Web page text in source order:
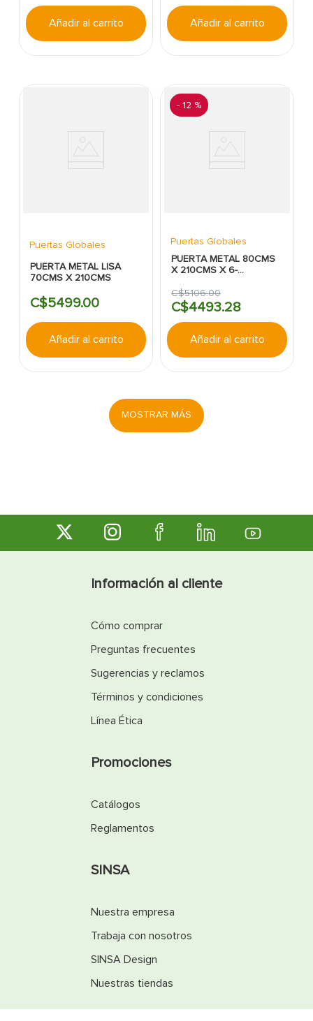
Añadir al carrito Añadir al carrito
Puertas Globales
PUERTA METAL LISA
70CMS X 210CMS
C$5499.00
Añadir al carrito
- 12 %
Puertas Globales
PUERTA METAL 80CMS
X 210CMS X 6-
C$5106.00
C$4493.28
Añadir al carrito
MOSTRAR MÁS
Información al cliente
Cómo comprar
Preguntas frecuentes
Sugerencias y reclamos
Términos y condiciones
Línea Ética
Promociones
Catálogos
Reglamentos
SINSA
Nuestra empresa
Trabaja con nosotros
SINSA Design
Nuestras tiendas